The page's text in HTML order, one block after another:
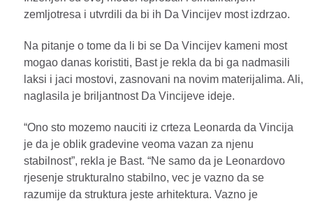
zemljotresa i utvrdili da bi ih Da Vincijev most izdrzao.
Na pitanje o tome da li bi se Da Vincijev kameni most
mogao danas koristiti, Bast je rekla da bi ga nadmasili
laksi i jaci mostovi, zasnovani na novim materijalima. Ali,
naglasila je briljantnost Da Vincijeve ideje.
“Ono sto mozemo nauciti iz crteza Leonarda da Vincija
je da je oblik gradevine veoma vazan za njenu
stabilnost”, rekla je Bast. “Ne samo da je Leonardovo
rjesenje strukturalno stabilno, vec je vazno da se
razumije da struktura jeste arhitektura. Vazno je